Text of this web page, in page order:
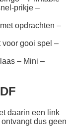
prikje –
opdrachten –
voor gooi spel –
– Mini –
daarin een link
dus geen